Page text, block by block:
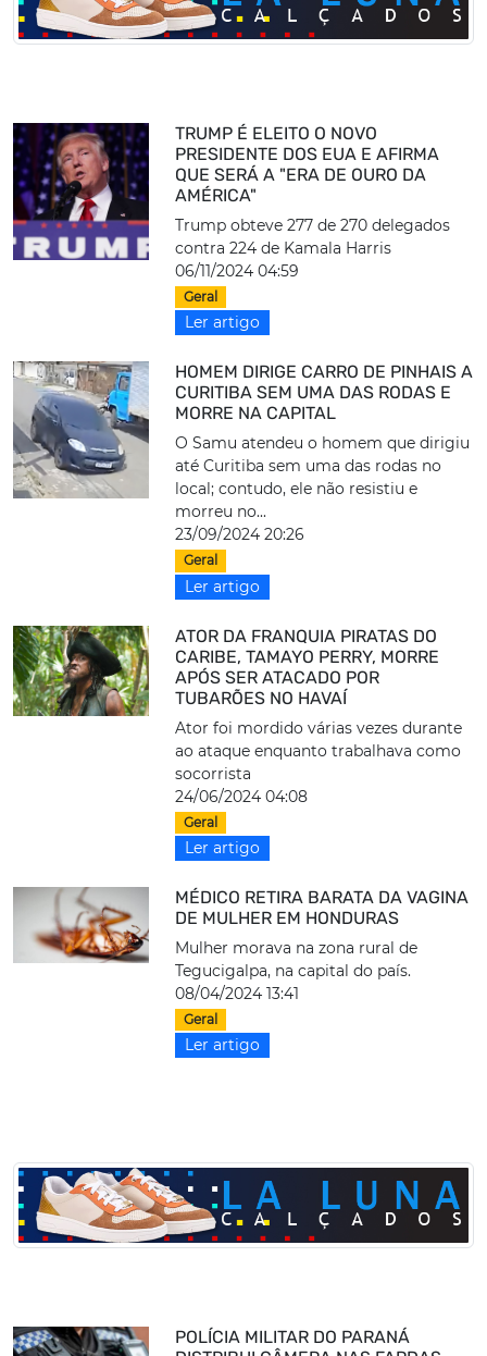
TRUMP É ELEITO O NOVO
PRESIDENTE DOS EUA E AFIRMA
QUE SERÁ A "ERA DE OURO DA
AMÉRICA"
Trump obteve 277 de 270 delegados
contra 224 de Kamala Harris
06/11/2024 04:59
Geral
Ler artigo
HOMEM DIRIGE CARRO DE PINHAIS A
CURITIBA SEM UMA DAS RODAS E
MORRE NA CAPITAL
O Samu atendeu o homem que dirigiu
até Curitiba sem uma das rodas no
local; contudo, ele não resistiu e
morreu no...
23/09/2024 20:26
Geral
Ler artigo
ATOR DA FRANQUIA PIRATAS DO
CARIBE, TAMAYO PERRY, MORRE
APÓS SER ATACADO POR
TUBARÕES NO HAVAÍ
Ator foi mordido várias vezes durante
ao ataque enquanto trabalhava como
socorrista
24/06/2024 04:08
Geral
Ler artigo
MÉDICO RETIRA BARATA DA VAGINA
DE MULHER EM HONDURAS
Mulher morava na zona rural de
Tegucigalpa, na capital do país.
08/04/2024 13:41
Geral
Ler artigo
POLÍCIA MILITAR DO PARANÁ